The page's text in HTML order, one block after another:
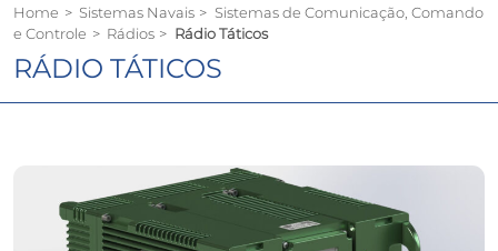
Home > Sistemas Navais> Sistemas de Comunicação, Comando
e Controle > Rádios> Rádio Táticos
RÁDIO TÁTICOS